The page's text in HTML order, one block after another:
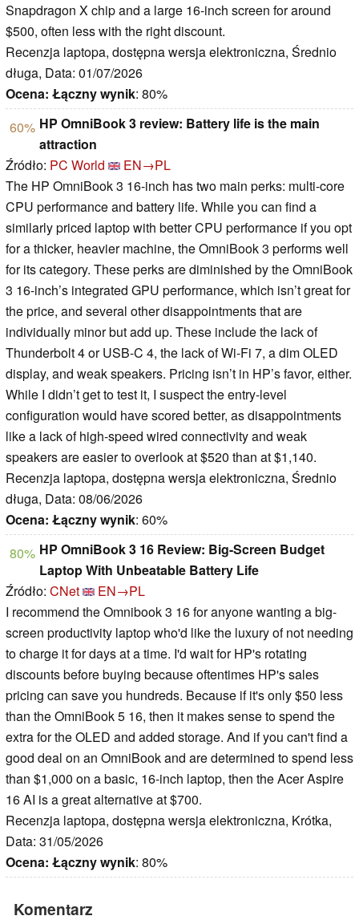
Snapdragon X chip and a large 16-inch screen for around
$500, often less with the right discount.
Recenzja laptopa, dostępna wersja elektroniczna, Średnio
długa, Data: 01/07/2026
Ocena: Łączny wynik: 80%
60% HP OmniBook 3 review: Battery life is the main
attraction
Źródło: PC World
EN→PL
The HP OmniBook 3 16-inch has two main perks: multi-core
CPU performance and battery life. While you can find a
similarly priced laptop with better CPU performance if you opt
for a thicker, heavier machine, the OmniBook 3 performs well
for its category. These perks are diminished by the OmniBook
3 16-inch’s integrated GPU performance, which isn’t great for
the price, and several other disappointments that are
individually minor but add up. These include the lack of
Thunderbolt 4 or USB-C 4, the lack of Wi-Fi 7, a dim OLED
display, and weak speakers. Pricing isn’t in HP’s favor, either.
While I didn’t get to test it, I suspect the entry-level
configuration would have scored better, as disappointments
like a lack of high-speed wired connectivity and weak
speakers are easier to overlook at $520 than at $1,140.
Recenzja laptopa, dostępna wersja elektroniczna, Średnio
długa, Data: 08/06/2026
Ocena: Łączny wynik: 60%
80% HP OmniBook 3 16 Review: Big-Screen Budget
Laptop With Unbeatable Battery Life
Źródło: CNet
EN→PL
I recommend the Omnibook 3 16 for anyone wanting a big-
screen productivity laptop who'd like the luxury of not needing
to charge it for days at a time. I'd wait for HP's rotating
discounts before buying because oftentimes HP's sales
pricing can save you hundreds. Because if it's only $50 less
than the OmniBook 5 16, then it makes sense to spend the
extra for the OLED and added storage. And if you can't find a
good deal on an OmniBook and are determined to spend less
than $1,000 on a basic, 16-inch laptop, then the Acer Aspire
16 AI is a great alternative at $700.
Recenzja laptopa, dostępna wersja elektroniczna, Krótka,
Data: 31/05/2026
Ocena: Łączny wynik: 80%
Komentarz